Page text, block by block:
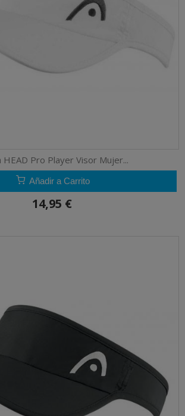
HEAD Pro Player Visor Mujer...
Añadir a Carrito
14,95 €